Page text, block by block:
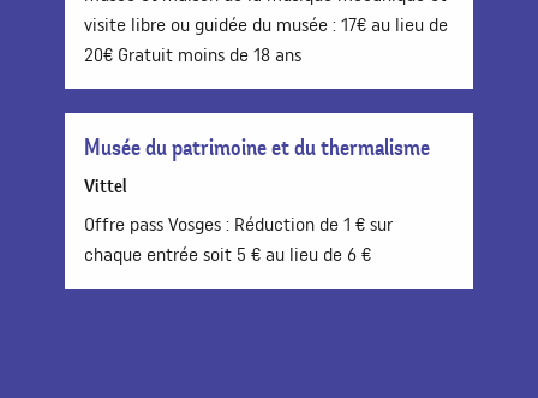
visite libre ou guidée du musée : 17€ au lieu de
20€ Gratuit moins de 18 ans
Musée du patrimoine et du thermalisme
Vittel
Offre pass Vosges : Réduction de 1 € sur
chaque entrée soit 5 € au lieu de 6 €